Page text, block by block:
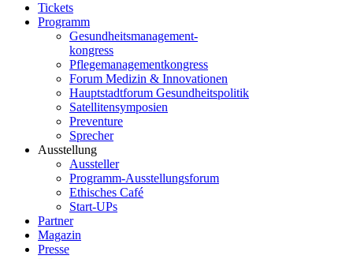
Tickets
Programm
Gesundheitsmanagement-
kongress
Pflegemanagementkongress
Forum Medizin & Innovationen
Hauptstadtforum Gesundheitspolitik
Satellitensymposien
Preventure
Sprecher
Ausstellung
Aussteller
Programm-Ausstellungsforum
Ethisches Café
Start-UPs
Partner
Magazin
Presse